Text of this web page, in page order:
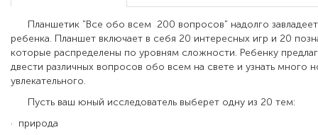
Планшетик "Все обо всем 200 вопросов" надолго
ребенка. Планшет включает в себя 20 интересных игр и 20
которые распределены по уровням сложности. Ребенку
двести различных вопросов обо всем на свете и узнать много
увлекательного.
Пусть ваш юный исследователь выберет одну из 20 тем:
· природа